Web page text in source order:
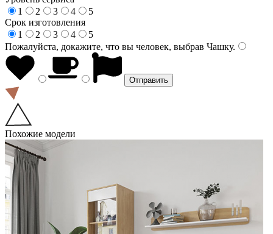
1
2 3 4
5
Срок изготовления
1
2 3 4
5
Пожалуйста, докажите, что вы человек, выбрав Чашку.
Похожие модели